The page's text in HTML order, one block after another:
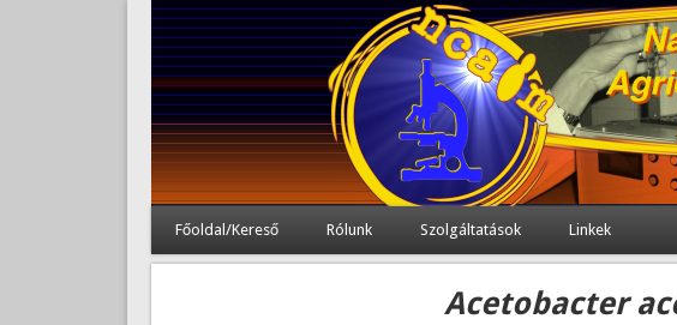
Főoldal/Kereső Rólunk Szolgáltatások Linkek
Acetobacter